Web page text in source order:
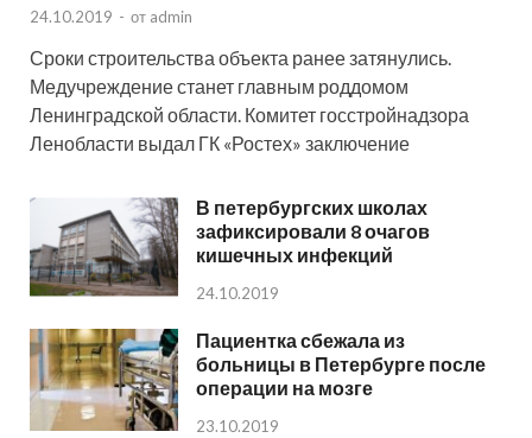
24.10.2019 - от admin
Сроки строительства объекта ранее затянулись.
Медучреждение станет главным роддомом
Ленинградской области. Комитет госстройнадзора
Ленобласти выдал ГК «Ростех» заключение
В петербургских школах
зафиксировали 8 очагов
кишечных инфекций
24.10.2019
Пациентка сбежала из
больницы в Петербурге после
операции на мозге
23.10.2019